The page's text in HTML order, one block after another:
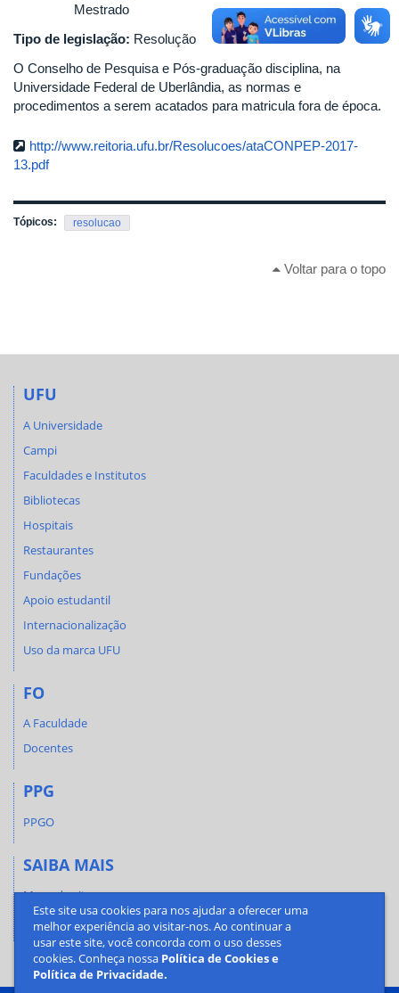
Este site usa cookies para nos ajudar a oferecer uma
melhor experiência ao visitar-nos. Ao continuar a
usar este site, você concorda com o uso desses
cookies. Conheça nossa Política de Cookies e
Política de Privacidade.
Mestrado
Tipo de legislação: Resolução
O Conselho de Pesquisa e Pós-graduação disciplina, na
Universidade Federal de Uberlândia, as normas e
procedimentos a serem acatados para matricula fora de época.
http://www.reitoria.ufu.br/Resolucoes/ataCONPEP-2017-
13.pdf
Tópicos: resolucao
Voltar para o topo
UFU
A Universidade
Campi
Faculdades e Institutos
Bibliotecas
Hospitais
Restaurantes
Fundações
Apoio estudantil
Internacionalização
Uso da marca UFU
FO
A Faculdade
Docentes
PPG
PPGO
SAIBA MAIS
Mapa do site
Contato